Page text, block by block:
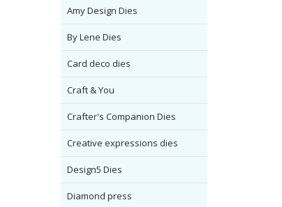
Amy Design Dies
By Lene Dies
Card deco dies
Craft & You
Crafter's Companion Dies
Creative expressions dies
Design5 Dies
Diamond press